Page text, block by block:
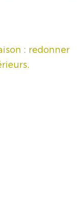
: redonner